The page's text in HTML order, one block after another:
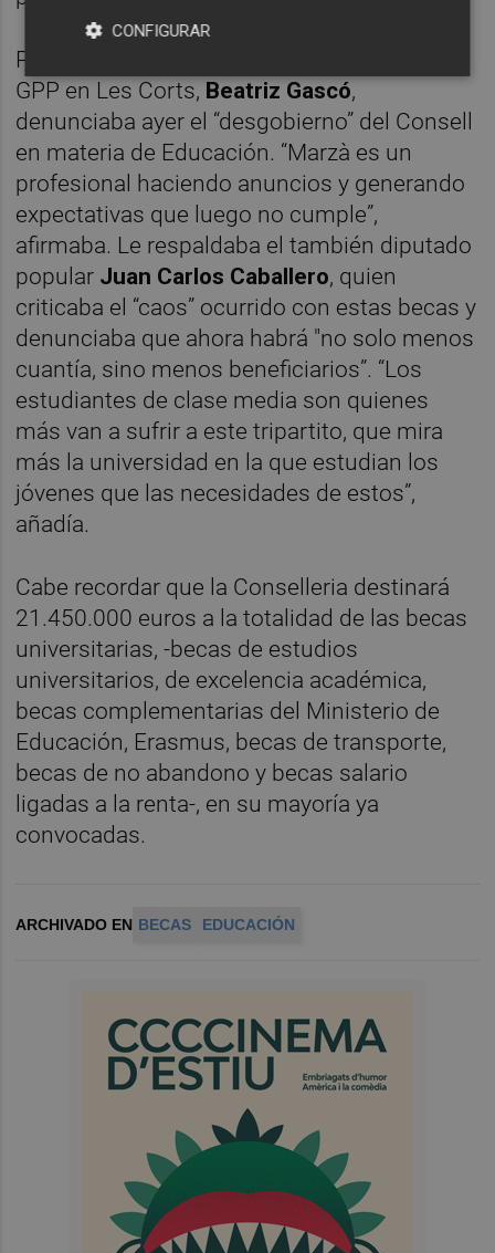
Por su parte, la portavoz de Educación del
GPP en Les Corts, Beatriz Gascó,
denunciaba ayer el “desgobierno” del Consell
en materia de Educación. “Marzà es un
profesional haciendo anuncios y generando
expectativas que luego no cumple”,
afirmaba. Le respaldaba el también diputado
popular Juan Carlos Caballero, quien
criticaba el “caos” ocurrido con estas becas y
denunciaba que ahora habrá "no solo menos
cuantía, sino menos beneficiarios”. “Los
estudiantes de clase media son quienes
más van a sufrir a este tripartito, que mira
más la universidad en la que estudian los
jóvenes que las necesidades de estos”,
añadía.
Cabe recordar que la Conselleria destinará
21.450.000 euros a la totalidad de las becas
universitarias, -becas de estudios
universitarios, de excelencia académica,
becas complementarias del Ministerio de
Educación, Erasmus, becas de transporte,
becas de no abandono y becas salario
ligadas a la renta-, en su mayoría ya
convocadas.
ARCHIVADO EN BECAS EDUCACIÓN
CONFIGURAR